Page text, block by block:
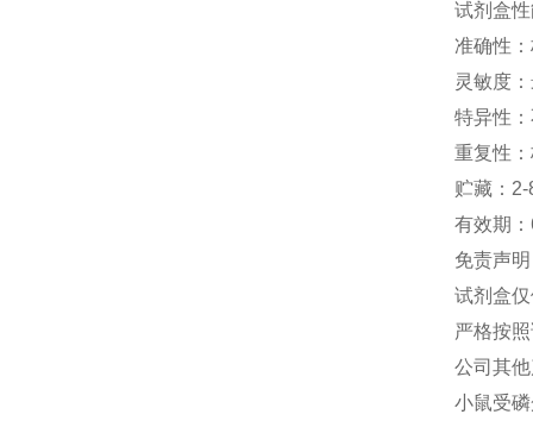
试剂盒
准确性
灵敏度：
特异性
重复性
贮藏： 2-
有效期：
免责声明
试剂盒
严格按
公司其
小鼠受